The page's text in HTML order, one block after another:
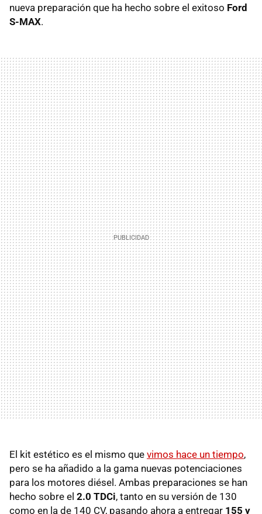
nueva preparación que ha hecho sobre el exitoso Ford
S-MAX.
El kit estético es el mismo que vimos hace un tiempo,
pero se ha añadido a la gama nuevas potenciaciones
para los motores diésel. Ambas preparaciones se han
hecho sobre el 2.0 TDCi, tanto en su versión de 130
como en la de 140 CV, pasando ahora a entregar 155 y